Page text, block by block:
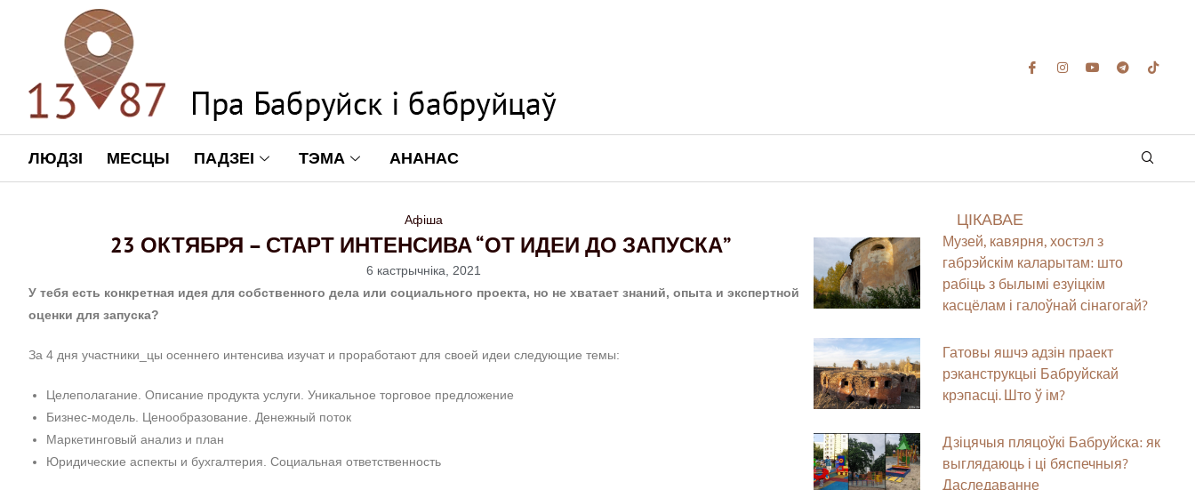
ЛЮДЗІ МЕСЦЫ ПАДЗЕІ ТЭМА АНАНАС
Афіша
23 ОКТЯБРЯ – СТАРТ ИНТЕНСИВА “ОТ ИДЕИ ДО ЗАПУСКА”
6 кастрычніка, 2021
У тебя есть конкретная идея для собственного дела или социального проекта, но не хватает знаний, опыта и экспертной
оценки для запуска?
За 4 дня участники_цы осеннего интенсива изучат и проработают для своей идеи следующие темы:⠀
Целеполагание. Описание продукта услуги. Уникальное торговое предложение⠀
Бизнес-модель. Ценообразование. Денежный поток⠀
Маркетинговый анализ и план⠀
Юридические аспекты и бухгалтерия. Социальная ответственность⠀
ЦІКАВАЕ
Музей, кавярня, хостэл з
габрэйскім каларытам: што
рабіць з былымі езуіцкім
касцёлам і галоўнай сінагогай?
Гатовы яшчэ адзін праект
рэканструкцыі Бабруйскай
крэпасці. Што ў ім?
Дзіцячыя пляцоўкі Бабруйска: як
выглядаюць і ці бяспечныя?
Даследаванне